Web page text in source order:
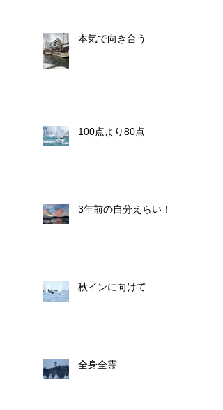
本気で向き合う
100点より80点
3年前の自分えらい！
秋インに向けて
全身全霊